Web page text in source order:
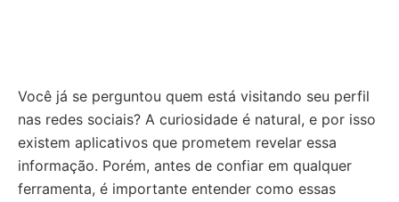
Você já se perguntou quem está visitando seu perfil
nas redes sociais? A curiosidade é natural, e por isso
existem aplicativos que prometem revelar essa
informação. Porém, antes de confiar em qualquer
ferramenta, é importante entender como essas